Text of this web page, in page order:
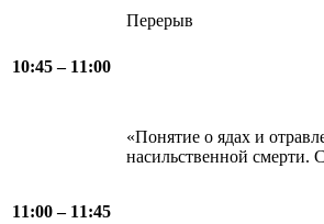
10:45 – 11:00
Перерыв
11:00 – 11:45
«Понятие о ядах и
насильственной смерти.